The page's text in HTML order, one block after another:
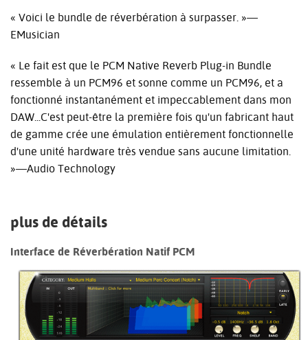
« Voici le bundle de réverbération à surpasser. »—
EMusician
« Le fait est que le PCM Native Reverb Plug-in Bundle
ressemble à un PCM96 et sonne comme un PCM96, et a
fonctionné instantanément et impeccablement dans mon
DAW...C'est peut-être la première fois qu'un fabricant haut
de gamme crée une émulation entièrement fonctionnelle
d'une unité hardware très vendue sans aucune limitation.
»—Audio Technology
plus de détails
Interface de Réverbération Natif PCM